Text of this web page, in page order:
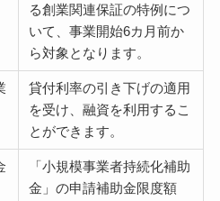
る創業関連保証の特例につ
いて、事業開始6カ月前か
ら対象となります。
貸付利率の引き下げの適用
を受け、融資を利用するこ
とができます。
「小規模事業者持続化補助
金」の申請補助金限度額